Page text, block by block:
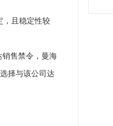
且稳定性较
售禁令，曼海
择与该公司达